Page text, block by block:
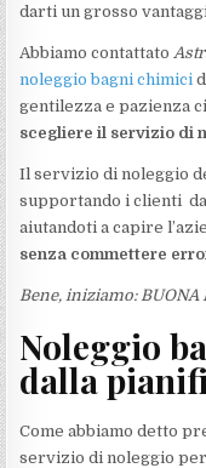
darti un grosso
Abbiamo contattato
noleggio bagni chimici
gentilezza e pazienza
scegliere il servizio di
Il servizio di noleggio
supportando i clienti
aiutandoti a capire
senza commettere
Bene, iniziamo: BUONA
Noleggio
dalla
Come abbiamo detto
servizio di noleggio